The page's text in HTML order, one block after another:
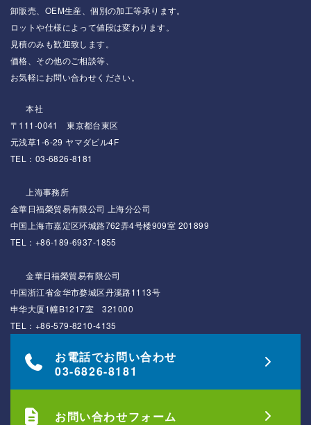
卸販売、OEM生産、個別の加工等承ります。
ロットや仕様によって値段は変わります。
見積のみも歓迎致します。
価格、その他のご相談等、
お気軽にお問い合わせください。
本社
〒111-0041 東京都台東区
元浅草1-6-29 ヤマダビル4F
TEL：03-6826-8181
上海事務所
金華日福榮貿易有限公司 上海分公司
中国上海市嘉定区环城路762弄4号楼909室 201899
TEL：+86-189-6937-1855
金華日福榮貿易有限公司
中国浙江省金华市婺城区丹溪路1113号
申华大厦1幢B1217室 321000
TEL：+86-579-8210-4135
お電話でお問い合わせ
03-6826-8181
お問い合わせフォーム